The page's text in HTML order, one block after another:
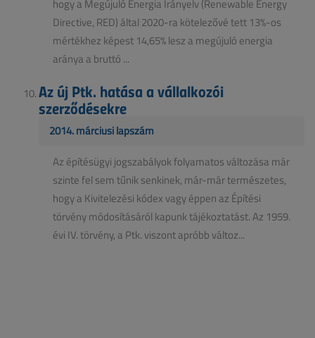
hogy a Megújuló Energia Irányelv (Renewable Energy
Directive, RED) által 2020-ra kötelezővé tett 13%-os
mértékhez képest 14,65% lesz a megújuló energia
aránya a bruttó ...
Az új Ptk. hatása a vállalkozói
szerződésekre
2014. márciusi lapszám
Az építésügyi jogszabályok folyamatos változása már
szinte fel sem tűnik senkinek, már-már természetes,
hogy a Kivitelezési kódex vagy éppen az Építési
törvény módosításáról kapunk tájékoztatást. Az 1959.
évi IV. törvény, a Ptk. viszont apróbb változ...